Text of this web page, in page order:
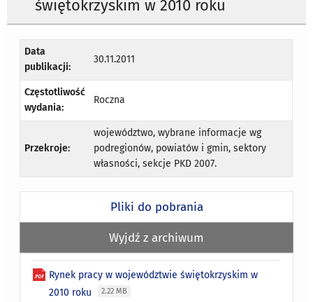
świętokrzyskim w 2010 roku
Data
publikacji:
30.11.2011
Częstotliwość
wydania:
Roczna
Przekroje:
województwo, wybrane informacje wg
podregionów, powiatów i gmin, sektory
własności, sekcje PKD 2007.
Pliki do pobrania
Wyjdź z archiwum
Rynek pracy w województwie świętokrzyskim w
2010 roku
2.22 MB